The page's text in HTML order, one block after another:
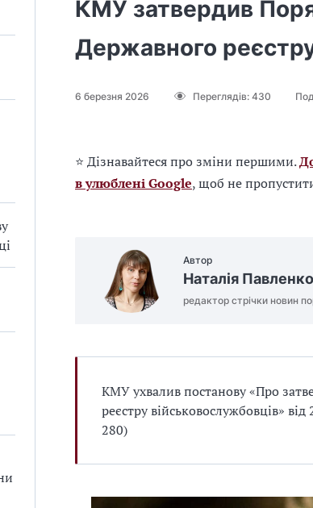
КМУ затвердив
Державного
6 березня 2026 Переглядів: 430
⭐ Дізнавайтеся про зміни першими.
в улюблені Google, щоб не
Автор
Наталія Павленко
редактор стрічки новин
КМУ ухвалив постанову «Про
реєстру військовослужбовців»
280)